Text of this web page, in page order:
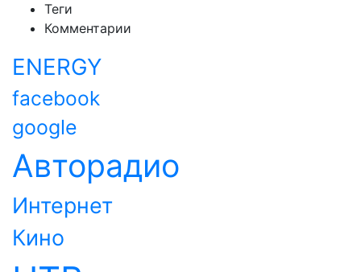
Теги
Комментарии
ENERGY
facebook
google
Авторадио
Интернет
Кино